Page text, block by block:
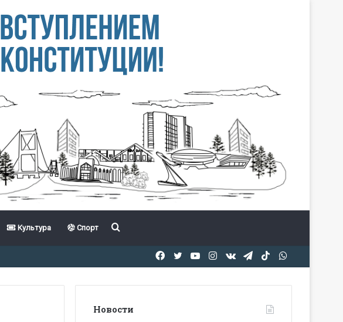
Культура Спорт Іздеу
TikTok
Telegram
vk.com
Instagram
YouTube
Twitter
Facebook
Новости